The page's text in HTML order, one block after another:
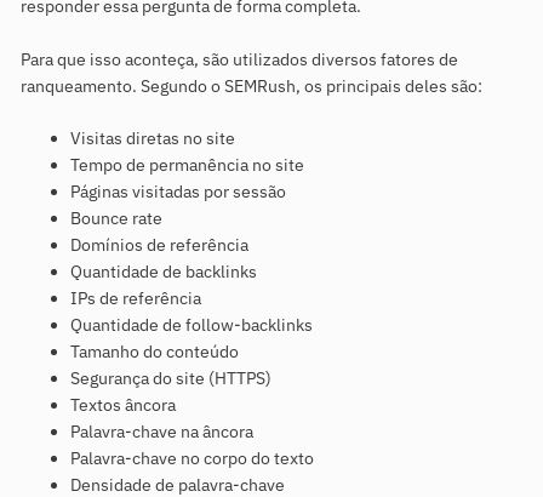
responder essa pergunta de forma completa.
Para que isso aconteça, são utilizados diversos fatores de
ranqueamento. Segundo o SEMRush, os principais deles são:
Visitas diretas no site
Tempo de permanência no site
Páginas visitadas por sessão
Bounce rate
Domínios de referência
Quantidade de backlinks
IPs de referência
Quantidade de follow-backlinks
Tamanho do conteúdo
Segurança do site (HTTPS)
Textos âncora
Palavra-chave na âncora
Palavra-chave no corpo do texto
Densidade de palavra-chave